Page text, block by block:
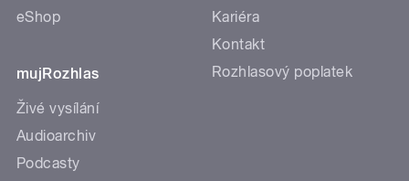
eShop
mujRozhlas
Živé vysílání
Audioarchiv
Podcasty
Kariéra
Kontakt
Rozhlasový poplatek